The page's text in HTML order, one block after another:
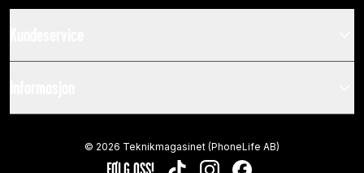
© 2026 Teknikmagasinet (PhoneLife AB)